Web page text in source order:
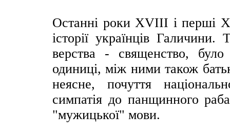
Останні роки ХVІІІ і перші
історії українців Галичини.
верства - священство, було
одиниці, між ними також
неясне, почуття
симпатія до панщинного
"мужицької" мови.